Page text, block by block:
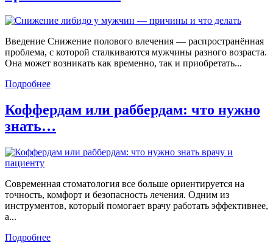
Введение Снижение полового влечения — распространённая
проблема, с которой сталкиваются мужчины разного возраста.
Она может возникать как временно, так и приобретать...
Подробнее
Коффердам или раббердам: что нужно
знать…
Современная стоматология все больше ориентируется на
точность, комфорт и безопасность лечения. Одним из
инструментов, который помогает врачу работать эффективнее,
а...
Подробнее